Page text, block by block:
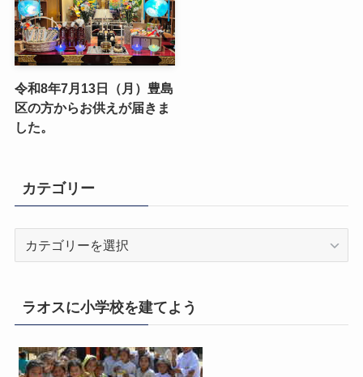
令和8年7月13日（月）豊島
区の方からお供えが届きま
した。
カテゴリー
リ
ラオスに小学校を建てよう